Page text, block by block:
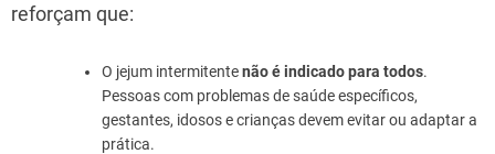
reforçam que:
O jejum intermitentenão é indicado para todos.
Pessoas com problemas de saúde específicos,
gestantes, idosos e crianças devem evitar ou adaptar a
prática.